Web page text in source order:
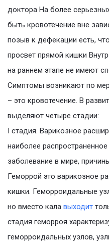
доктора На более
быть кровотечение вне
позыв к дефекации есть,
просвет прямой кишки
на раннем этапе не имеют
Симптомы возникают по
– это кровотечение. В
выделяют четыре стадии:
I стадия. Варикозное
наиболее
заболевание в мире,
Геморрой это варикозное
кишки. Геморроидальные
но вместо кала выходит
стадия геморроя
геморроидальных узлов,